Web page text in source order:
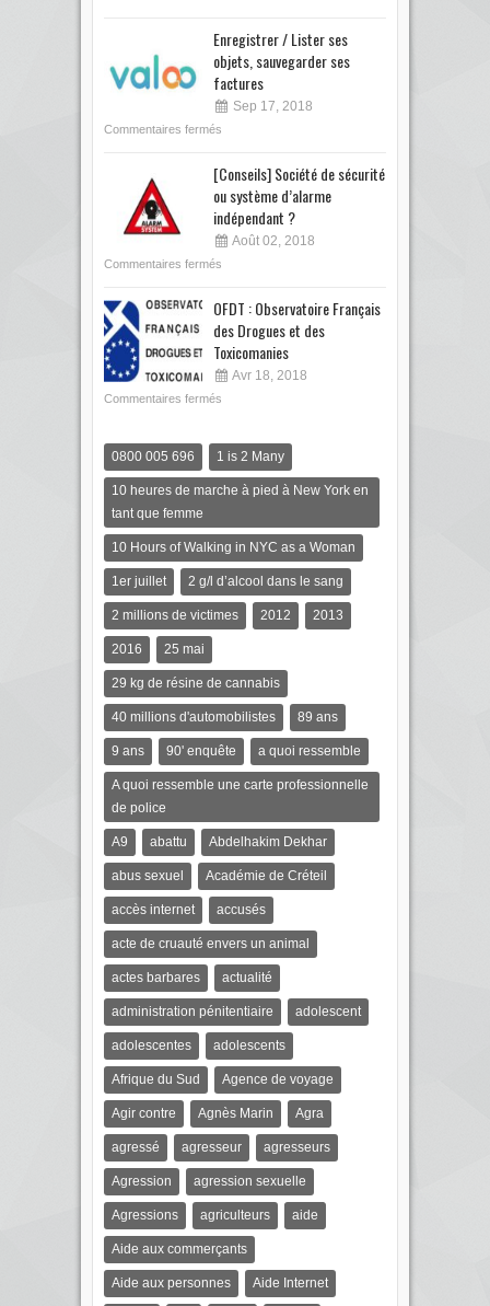
Enregistrer / Lister ses
objets, sauvegarder ses
factures
Sep 17, 2018
Commentaires fermés
[Conseils] Société de sécurité
ou système d’alarme
indépendant ?
Août 02, 2018
Commentaires fermés
OFDT : Observatoire Français
des Drogues et des
Toxicomanies
Avr 18, 2018
Commentaires fermés
0800 005 696 1 is 2 Many
10 heures de marche à pied à New York en
tant que femme
10 Hours of Walking in NYC as a Woman
1er juillet 2 g/l d’alcool dans le sang
2 millions de victimes 2012 2013
2016 25 mai
29 kg de résine de cannabis
40 millions d'automobilistes 89 ans
9 ans 90' enquête a quoi ressemble
A quoi ressemble une carte professionnelle
de police
A9 abattu Abdelhakim Dekhar
abus sexuel Académie de Créteil
accès internet accusés
acte de cruauté envers un animal
actes barbares actualité
administration pénitentiaire adolescent
adolescentes adolescents
Afrique du Sud Agence de voyage
Agir contre Agnès Marin Agra
agressé agresseur agresseurs
Agression agression sexuelle
Agressions agriculteurs aide
Aide aux commerçants
Aide aux personnes Aide Internet